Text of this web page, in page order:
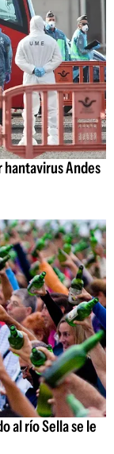
Andes
al río Sella se le